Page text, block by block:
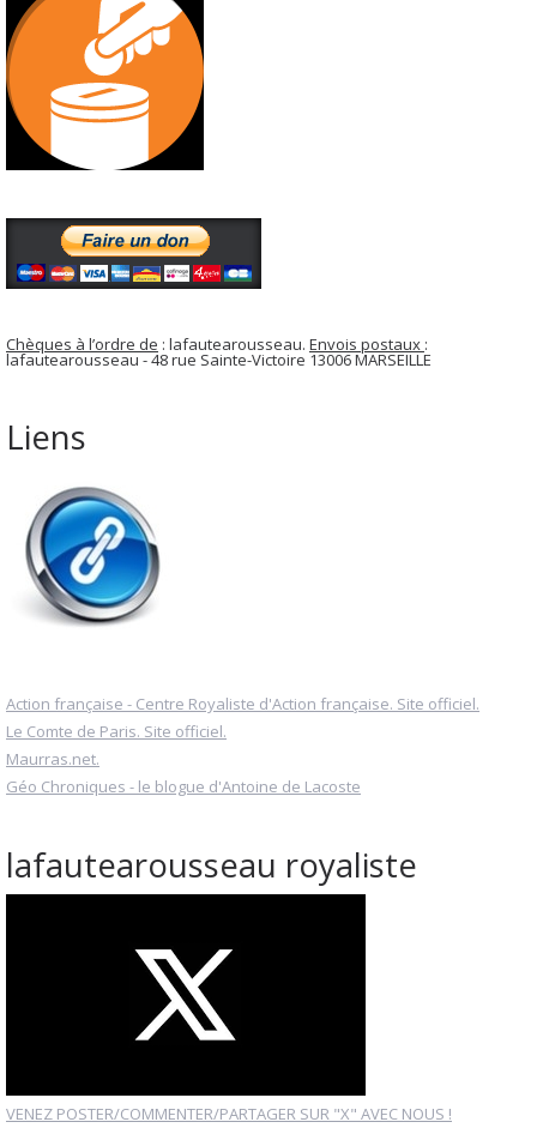
Chèques à l’ordre de : lafautearousseau. Envois postaux :
lafautearousseau - 48 rue Sainte-Victoire 13006 MARSEILLE
Liens
Action française - Centre Royaliste d'Action française. Site officiel.
Le Comte de Paris. Site officiel.
Maurras.net.
Géo Chroniques - le blogue d'Antoine de Lacoste
lafautearousseau royaliste
VENEZ POSTER/COMMENTER/PARTAGER SUR "X" AVEC NOUS !